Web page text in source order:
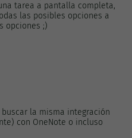
tarea a pantalla completa,
las posibles opciones a
opciones ;)
la misma integración
con OneNote o incluso